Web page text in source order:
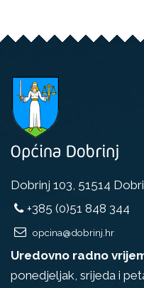
Dobrinj 103, 51514
+385 (0)51 848 344
opcina@dobrinj.hr
Uredovno radno
ponedjeljak, srijeda i